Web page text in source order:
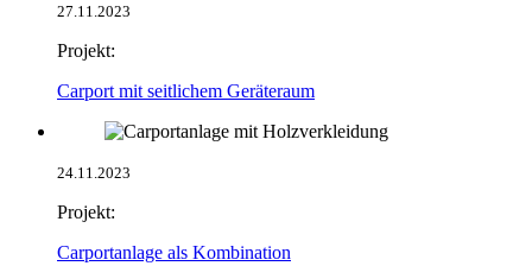
27.11.2023
Projekt:
Carport mit seitlichem Geräteraum
24.11.2023
Projekt:
Carportanlage als Kombination